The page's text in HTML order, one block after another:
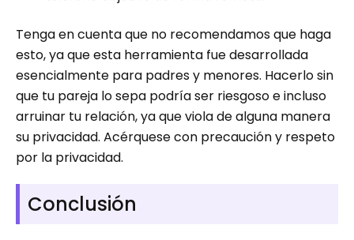
Tenga en cuenta que no recomendamos que haga
esto, ya que esta herramienta fue desarrollada
esencialmente para padres y menores. Hacerlo sin
que tu pareja lo sepa podría ser riesgoso e incluso
arruinar tu relación, ya que viola de alguna manera
su privacidad. Acérquese con precaución y respeto
por la privacidad.
Conclusión